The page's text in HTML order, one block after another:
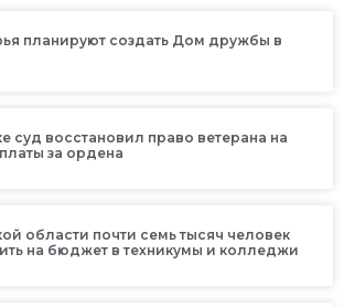
планируют создать Дом дружбы в
суд восстановил право ветерана на
за ордена
области почти семь тысяч человек
на бюджет в техникумы и колледжи